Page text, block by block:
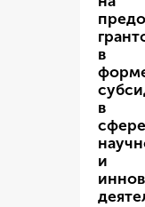
в
в
сфере
и